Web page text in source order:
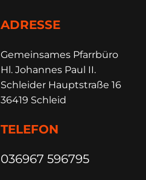
ADRESSE
Gemeinsames Pfarrbüro
Hl. Johannes Paul II.
Schleider Hauptstraße 16
36419 Schleid
TELEFON
036967 596795